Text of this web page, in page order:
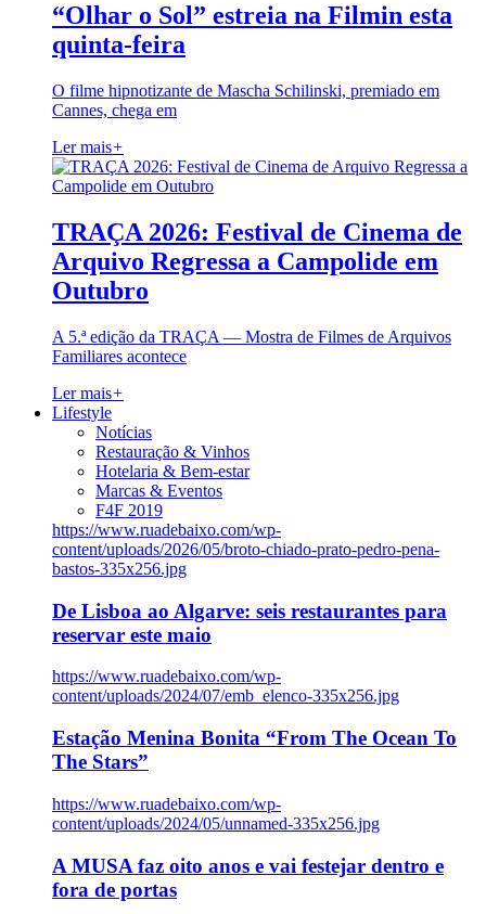
“Olhar o Sol” estreia na Filmin esta
quinta-feira
O filme hipnotizante de Mascha Schilinski, premiado em
Cannes, chega em
Ler mais+
TRAÇA 2026: Festival de Cinema de
Arquivo Regressa a Campolide em
Outubro
A 5.ª edição da TRAÇA — Mostra de Filmes de Arquivos
Familiares acontece
Ler mais+
Lifestyle
Notícias
Restauração & Vinhos
Hotelaria & Bem-estar
Marcas & Eventos
F4F 2019
https://www.ruadebaixo.com/wp-
content/uploads/2026/05/broto-chiado-prato-pedro-pena-
bastos-335x256.jpg
De Lisboa ao Algarve: seis restaurantes para
reservar este maio
https://www.ruadebaixo.com/wp-
content/uploads/2024/07/emb_elenco-335x256.jpg
Estação Menina Bonita “From The Ocean To
The Stars”
https://www.ruadebaixo.com/wp-
content/uploads/2024/05/unnamed-335x256.jpg
A MUSA faz oito anos e vai festejar dentro e
fora de portas